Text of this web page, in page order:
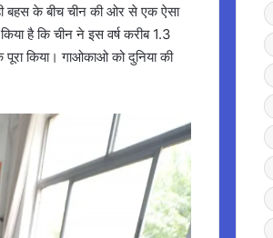
बहस के बीच चीन की ओर से एक ऐसा
है कि चीन ने इस वर्ष करीब 1.3
पूरा किया। गाओकाओ को दुनिया की